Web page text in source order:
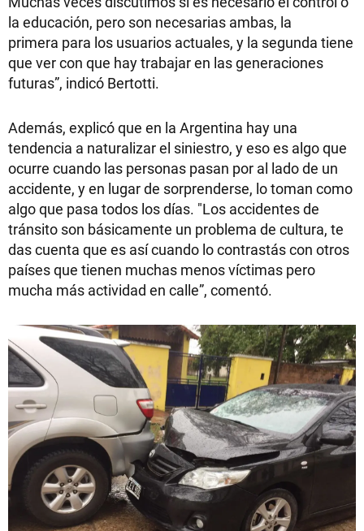
la educación, pero son necesarias ambas, la
primera para los usuarios actuales, y la segunda tiene
que ver con que hay trabajar en las generaciones
futuras”, indicó Bertotti.
Además, explicó que en la Argentina hay una
tendencia a naturalizar el siniestro, y eso es algo que
ocurre cuando las personas pasan por al lado de un
accidente, y en lugar de sorprenderse, lo toman como
algo que pasa todos los días. "Los accidentes de
tránsito son básicamente un problema de cultura, te
das cuenta que es así cuando lo contrastás con otros
países que tienen muchas menos víctimas pero
mucha más actividad en calle”, comentó.